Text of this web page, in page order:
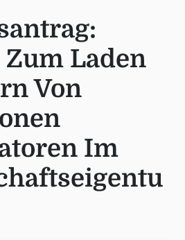
Zum Laden
Von
Im